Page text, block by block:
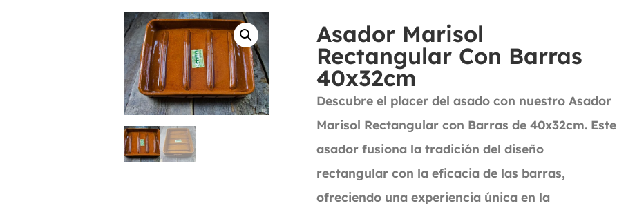
Asador Marisol
Rectangular Con Barras
40x32cm
Descubre el placer del asado con nuestro Asador
Marisol Rectangular con Barras de 40x32cm. Este
asador fusiona la tradición del diseño
rectangular con la eficacia de las barras,
ofreciendo una experiencia única en la